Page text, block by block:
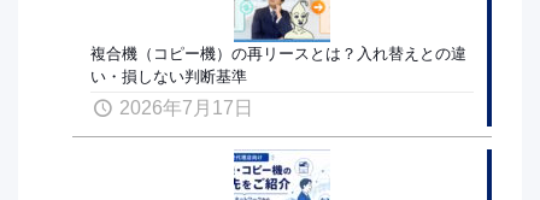
複合機（コピー機）の再リースとは？入れ替えとの違
い・損しない判断基準
2026年7月17日